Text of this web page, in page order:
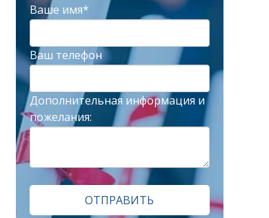
Ваше имя*
Ваш телефон
Дополнительная информация и
пожелания:
ОТПРАВИТЬ